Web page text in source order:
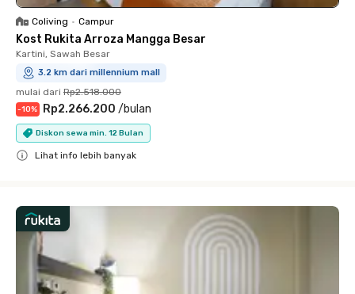
Coliving • Campur
Kost Rukita Arroza Mangga Besar
Kartini, Sawah Besar
3.2 km dari millennium mall
mulai dari Rp2.518.000
-10% Rp2.266.200 /bulan
Diskon sewa min. 12 Bulan
Lihat info lebih banyak